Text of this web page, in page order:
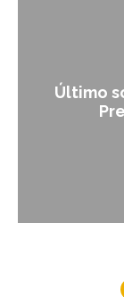
Último